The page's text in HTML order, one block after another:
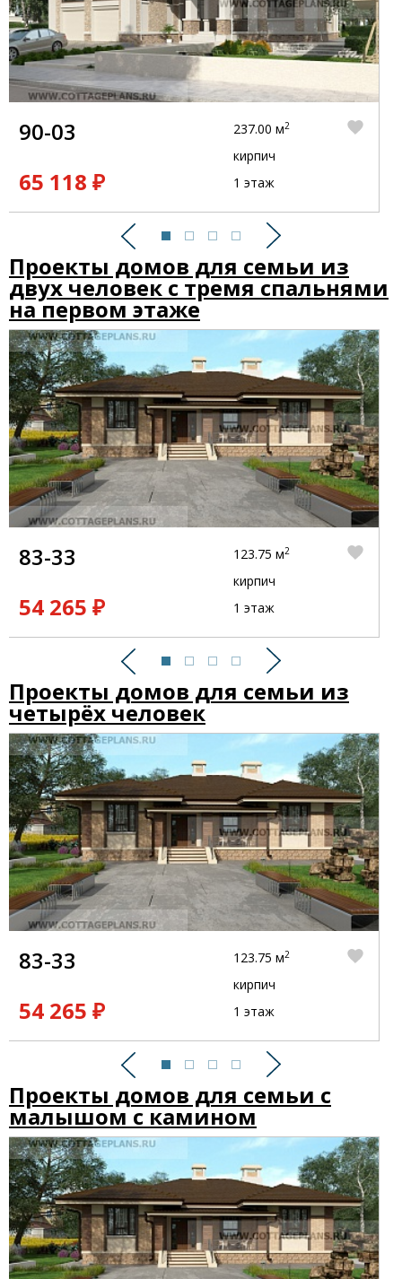
Предыдущий Следующий
90-03
65 118 ₽
237.00 м2
кирпич
1 этаж
Проекты домов для семьи из
двух человек с тремя спальнями
на первом этаже
Предыдущий Следующий
83-33
54 265 ₽
123.75 м2
кирпич
1 этаж
Проекты домов для семьи из
четырёх человек
Предыдущий Следующий
83-33
54 265 ₽
123.75 м2
кирпич
1 этаж
Проекты домов для семьи с
малышом с камином